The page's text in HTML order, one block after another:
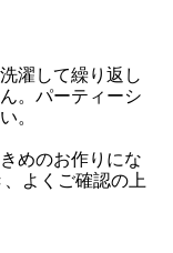
濯して繰り返し
。パーティーシ
。
めのお作りにな
よくご確認の上